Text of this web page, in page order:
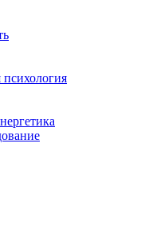
психология